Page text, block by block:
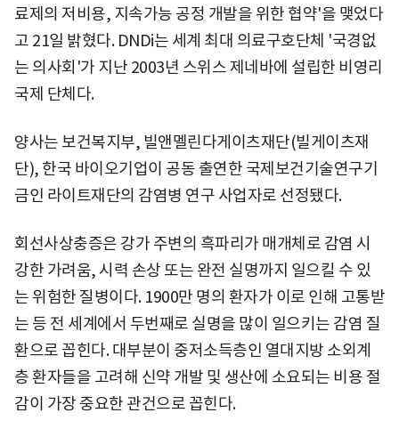
료제의 저비용, 지속가능 공정 개발을 위한 협약'을 맺었다
고 21일 밝혔다. DNDi는 세계 최대 의료구호단체 '국경없
는 의사회'가 지난 2003년 스위스 제네바에 설립한 비영리
국제 단체다.
양사는 보건복지부, 빌앤멜린다게이츠재단(빌게이츠재
단), 한국 바이오기업이 공동 출연한 국제보건기술연구기
금인 라이트재단의 감염병 연구 사업자로 선정됐다.
회선사상충증은 강가 주변의 흑파리가 매개체로 감염 시
강한 가려움, 시력 손상 또는 완전 실명까지 일으킬 수 있
는 위험한 질병이다. 1900만 명의 환자가 이로 인해 고통받
는 등 전 세계에서 두번째로 실명을 많이 일으키는 감염 질
환으로 꼽힌다. 대부분이 중저소득층인 열대지방 소외계
층 환자들을 고려해 신약 개발 및 생산에 소요되는 비용 절
감이 가장 중요한 관건으로 꼽힌다.